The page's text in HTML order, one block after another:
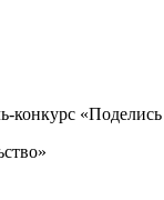
«Поделись